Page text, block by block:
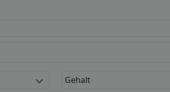
Gehalt